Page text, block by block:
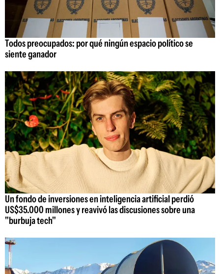
Todos preocupados: por qué ningún espacio político se
siente ganador
Un fondo de inversiones en inteligencia artificial perdió
US$35.000 millones y reavivó las discusiones sobre una
"burbuja tech"